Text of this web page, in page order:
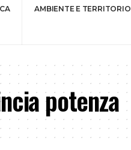
AMBIENTE E TERRITORIO
potenza